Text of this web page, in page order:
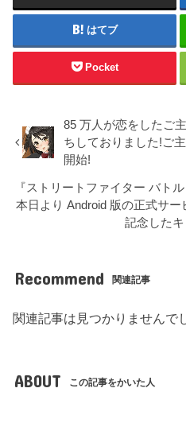
はてブ
Pocket
85 万人が恋をしたご
ちしておりました!ご
開始!
『ストリートファイター バト
本日より Android 版の正式サー
記念した
Recommend 関連記事
関連記事は見つかりませんで
ABOUT この記事をかいた人